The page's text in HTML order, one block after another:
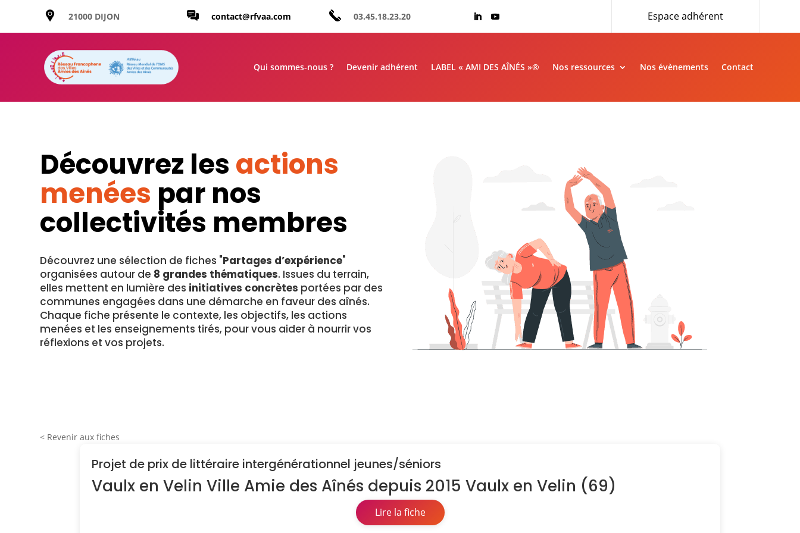
21000 DIJON contact@rfvaa.com 03.45.18.23.20 Espace adhérent
Qui sommes-nous ? Devenir adhérent LABEL « AMI DES AÎNÉS »® Nos ressources Nos évènements Contact
Découvrez les actions
menées par nos
collectivités membres
Découvrez une sélection de fiches "Partages d’expérience"
organisées autour de 8 grandes thématiques. Issues du terrain,
elles mettent en lumière des initiatives concrètes portées par des
communes engagées dans une démarche en faveur des aînés.
Chaque fiche présente le contexte, les objectifs, les actions
menées et les enseignements tirés, pour vous aider à nourrir vos
réflexions et vos projets.
< Revenir aux fiches
Projet de prix de littéraire intergénérationnel jeunes/séniors
Vaulx en Velin Ville Amie des Aînés depuis 2015 Vaulx en Velin (69)
Lire la fiche